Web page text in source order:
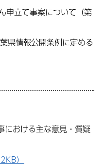
申立て事案について（第
県情報公開条例に定める
おける主な意見・質疑
）